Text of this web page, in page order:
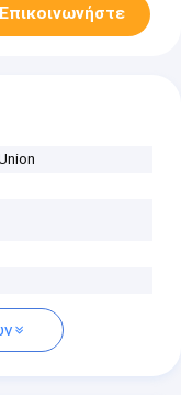
Επικοινωνήστε